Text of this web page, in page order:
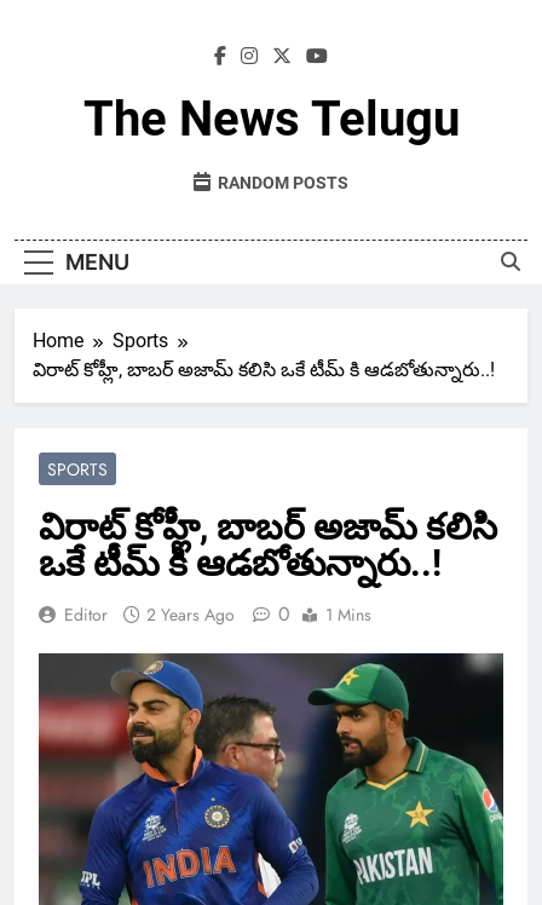
The News Telugu
RANDOM POSTS
MENU
Home
Sports
విరాట్ కోహ్లీ, బాబర్ అజామ్ కలిసి ఒకే టీమ్ కి ఆడబోతున్నారు..!
SPORTS
విరాట్ కోహ్లీ, బాబర్ అజామ్ కలిసి
ఒకే టీమ్ కి ఆడబోతున్నారు..!
Editor 2 Years Ago 0 1 Mins